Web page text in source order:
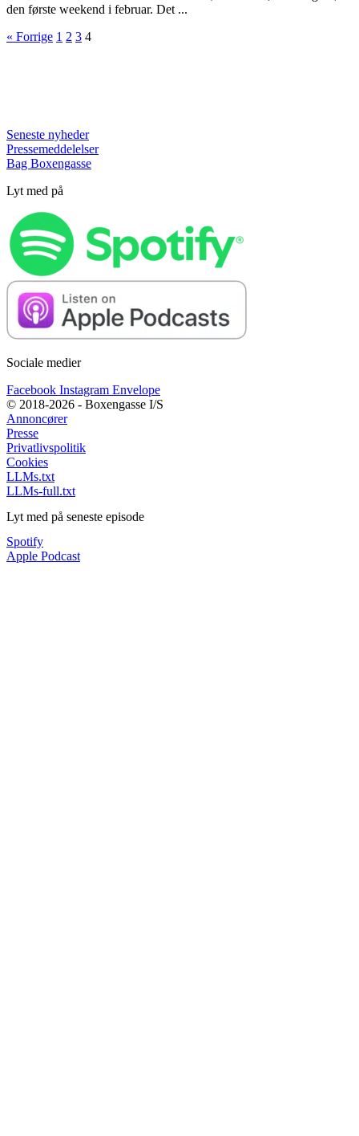
den første weekend i februar. Det ...
« Forrige 1 2 3 4
Seneste nyheder
Pressemeddelelser
Bag Boxengasse
Lyt med på
Sociale medier
Facebook Instagram Envelope
© 2018-2026 - Boxengasse I/S
Annoncører
Presse
Privatlivspolitik
Cookies
LLMs.txt
LLMs-full.txt
Lyt med på seneste episode
Spotify
Apple Podcast